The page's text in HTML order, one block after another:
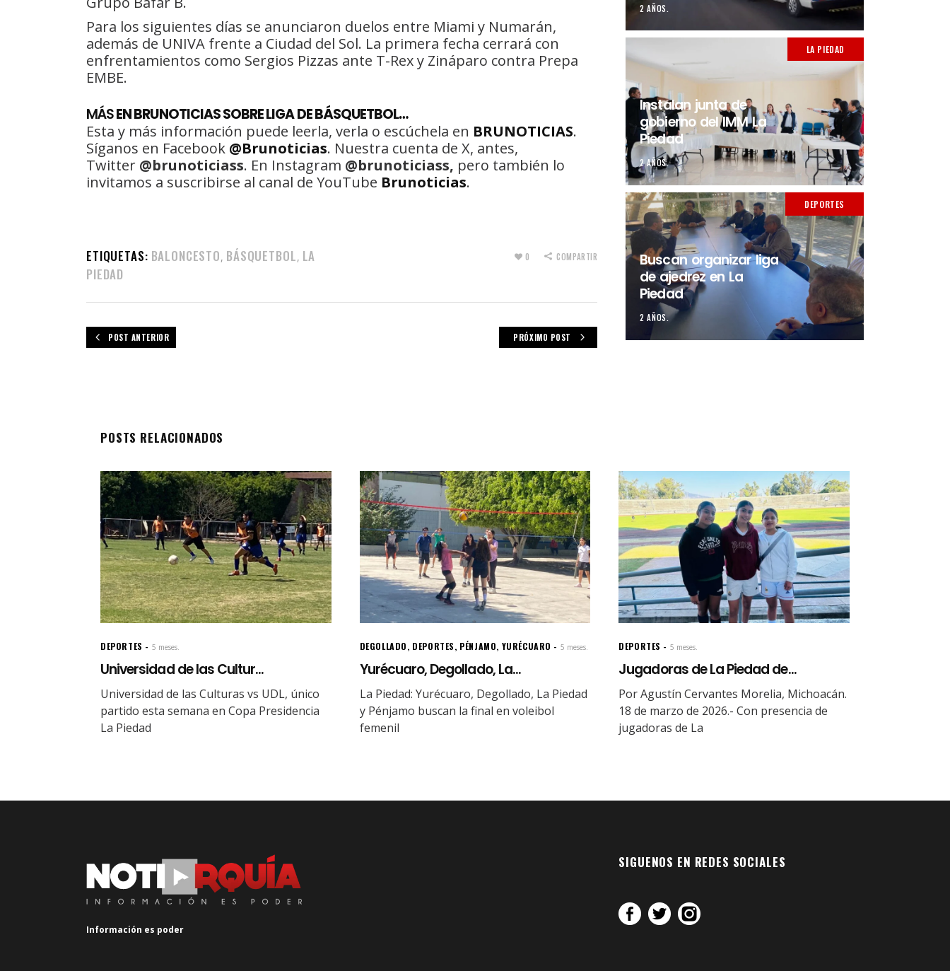
Para los siguientes días se anunciaron duelos entre Miami y Numarán,
además de UNIVA frente a Ciudad del Sol. La primera fecha cerrará con
enfrentamientos como Sergios Pizzas ante T-Rex y Zináparo contra Prepa
EMBE.
MÁSEN BRUNOTICIAS SOBRE LIGA DE BÁSQUETBOL…
Esta y más información puede leerla, verla o escúchela en BRUNOTICIAS.
Síganos en Facebook @Brunoticias. Nuestra cuenta de X, antes,
Twitter @brunoticiass. En Instagram @brunoticiass, pero también lo
invitamos a suscribirse al canal de YouTube Brunoticias.
ETIQUETAS: BALONCESTO, BÁSQUETBOL, LA
PIEDAD
0 COMPARTIR
POST ANTERIOR PRÓXIMO POST
2 AÑOS.
LA PIEDAD
Instalan junta de
gobierno del IMM La
Piedad
2 AÑOS.
DEPORTES
Buscan organizar liga
de ajedrez en La
Piedad
2 AÑOS.
POSTS RELACIONADOS
DEPORTES 5 meses.
Universidad de las Cultur...
Universidad de las Culturas vs UDL, único
partido esta semana en Copa Presidencia
La Piedad
DEGOLLADO, DEPORTES, PÉNJAMO, YURÉCUARO 5 meses.
Yurécuaro, Degollado, La...
La Piedad: Yurécuaro, Degollado, La Piedad
y Pénjamo buscan la final en voleibol
femenil
DEPORTES 5 meses.
Jugadoras de La Piedad de...
Por Agustín Cervantes Morelia, Michoacán.
18 de marzo de 2026.- Con presencia de
jugadoras de La
Información es poder
SIGUENOS EN REDES SOCIALES